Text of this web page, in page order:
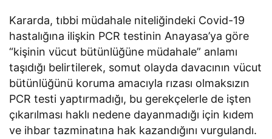
Kararda, tıbbi müdahale niteliğindeki Covid-19
hastalığına ilişkin PCR testinin Anayasa’ya göre
“kişinin vücut bütünlüğüne müdahale” anlamı
taşıdığı belirtilerek, somut olayda davacının vücut
bütünlüğünü koruma amacıyla rızası olmaksızın
PCR testi yaptırmadığı, bu gerekçelerle de işten
çıkarılması haklı nedene dayanmadığı için kıdem
ve ihbar tazminatına hak kazandığını vurgulandı.